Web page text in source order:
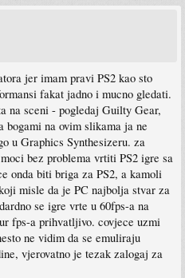
jer imam pravi PS2 kao sto
fakat jadno i mucno gledati.
na sceni - pogledaj Guilty Gear,
bogami na ovim slikama ja ne
u Graphics Synthesizeru. za
bez problema vrtiti PS2 igre sa
onda biti briga za PS2, a kamoli
misle da je PC najbolja stvar za
se igre vrte u 60fps-a na
fps-a prihvatljivo. covjece uzmi
ne vidim da se emuliraju
vjerovatno je tezak zalogaj za